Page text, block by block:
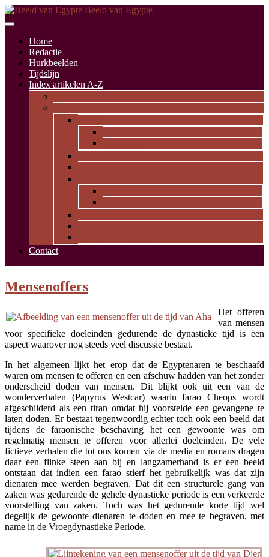
Beeld van Egypte
Home
Redactie
Hurkbeelden
Tijdslijn
Index artikelen A-Z
Contact
Mensenoffers
Het offeren
van mensen
voor specifieke doeleinden gedurende de dynastieke tijd is een
aspect waarover nog steeds veel discussie bestaat.
In het algemeen lijkt het erop dat de Egyptenaren te beschaafd
waren om mensen te offeren en een afschuw hadden van het zonder
onderscheid doden van mensen. Dit blijkt ook uit een van de
wonderverhalen (Papyrus Westcar) waarin farao Cheops wordt
afgeschilderd als een tiran omdat hij voorstelde een gevangene te
laten doden. Er bestaat tegenwoordig echter toch ook een beeld dat
tijdens de faraonische beschaving het een gewoonte was om
regelmatig mensen te offeren voor allerlei doeleinden. De vele
fictieve verhalen die tot ons komen via de media en romans dragen
daar een flinke steen aan bij en langzamerhand is er een beeld
ontstaan dat indien een farao stierf het gebruikelijk was dat zijn
dienaren mee werden begraven. Dat dit een structurele gang van
zaken was gedurende de gehele dynastieke periode is een verkeerde
voorstelling van zaken. Toch was het gedurende korte tijd wel
degelijk de gewoonte dienaren te doden en mee te begraven, met
name in de Vroegdynastieke Periode.